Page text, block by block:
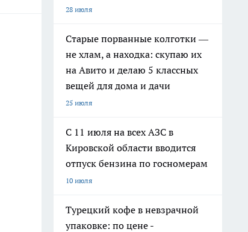
28 июля
Старые порванные колготки —
не хлам, а находка: скупаю их
на Авито и делаю 5 классных
вещей для дома и дачи
25 июля
С 11 июля на всех АЗС в
Кировской области вводится
отпуск бензина по госномерам
10 июля
Турецкий кофе в невзрачной
упаковке: по цене -